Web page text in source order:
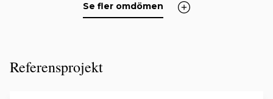
Se fler omdömen
Referensprojekt